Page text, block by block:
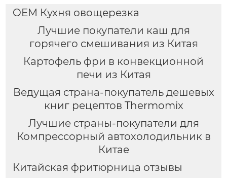
OEM Кухня овощерезка
Лучшие покупатели каш для
горячего смешивания из Китая
Картофель фри в конвекционной
печи из Китая
Ведущая страна-покупатель дешевых
книг рецептов Thermomix
Лучшие страны-покупатели для
Компрессорный автохолодильник в
Китае
Китайская фритюрница отзывы